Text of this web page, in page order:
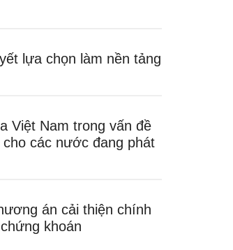
lựa chọn làm nền tảng
Việt Nam trong vấn đề
các nước đang phát
án cải thiện chính
khoán